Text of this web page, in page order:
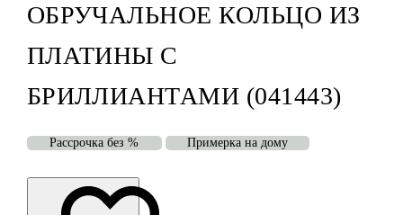
ОБРУЧАЛЬНОЕ КОЛЬЦО ИЗ
ПЛАТИНЫ С
БРИЛЛИАНТАМИ (041443)
Рассрочка без % Примерка на дому